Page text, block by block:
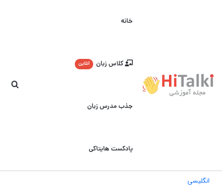
خانه
کلاس زبان آنلاین
جذب مدرس زبان
پادکست هایتاکی
انگلیسی